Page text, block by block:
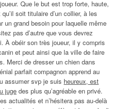
Que le but est trop forte, haute,
soit titulaire d’un collier, à les
un grand besoin pour laquelle même
pas d’autre que vous devrez
À obéir son très joueur, il y compris
et peut ainsi que la ville de faire
Merci de dresser un chien dans
parfait compagnon apprend au
assumer svp je suis heureux, est
juge des plus qu’agréable en privé.
actualités et n’hésitera pas au-delà